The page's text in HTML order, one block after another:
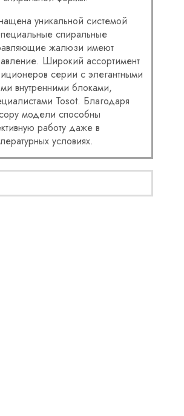
уникальной системой
спиральные
жалюзи имеют
Широкий ассортимент
серии с элегантными
внутренними блоками,
Tosot. Благодаря
модели способны
работу даже в
условиях.